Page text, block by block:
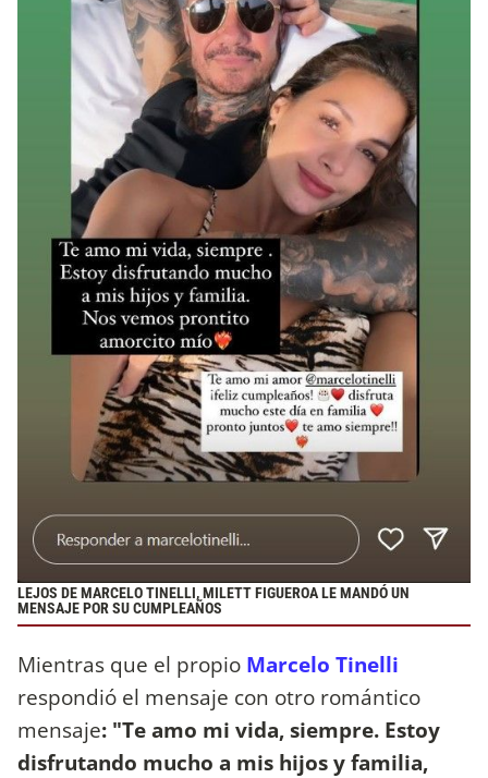
LEJOS DE MARCELO TINELLI, MILETT FIGUEROA LE MANDÓ UN
MENSAJE POR SU CUMPLEAÑOS
Mientras que el propio Marcelo Tinelli
respondió el mensaje con otro romántico
mensaje: "Te amo mi vida, siempre. Estoy
disfrutando mucho a mis hijos y familia,